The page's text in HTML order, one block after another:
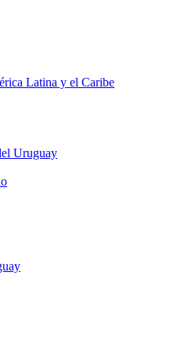
Latina y el Caribe
Uruguay